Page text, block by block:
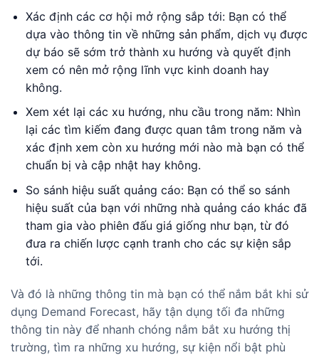
Xác định các cơ hội mở rộng sắp tới: Bạn có thể
dựa vào thông tin về những sản phẩm, dịch vụ được
dự báo sẽ sớm trở thành xu hướng và quyết định
xem có nên mở rộng lĩnh vực kinh doanh hay
không.
Xem xét lại các xu hướng, nhu cầu trong năm: Nhìn
lại các tìm kiếm đang được quan tâm trong năm và
xác định xem còn xu hướng mới nào mà bạn có thể
chuẩn bị và cập nhật hay không.
So sánh hiệu suất quảng cáo: Bạn có thể so sánh
hiệu suất của bạn với những nhà quảng cáo khác đã
tham gia vào phiên đấu giá giống như bạn, từ đó
đưa ra chiến lược cạnh tranh cho các sự kiện sắp
tới.
Và đó là những thông tin mà bạn có thể nắm bắt khi sử
dụng Demand Forecast, hãy tận dụng tối đa những
thông tin này để nhanh chóng nắm bắt xu hướng thị
trường, tìm ra những xu hướng, sự kiện nổi bật phù